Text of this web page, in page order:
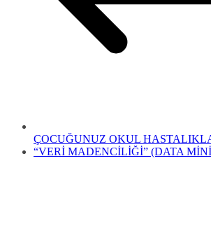
ÇOCUĞUNUZ OKUL
“VERİ MADENCİLİĞİ” (DATA